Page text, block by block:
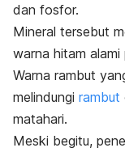
dan fosfor.
Mineral tersebut
warna hitam alami
Warna rambut
melindungi rambut
matahari.
Meski begitu,